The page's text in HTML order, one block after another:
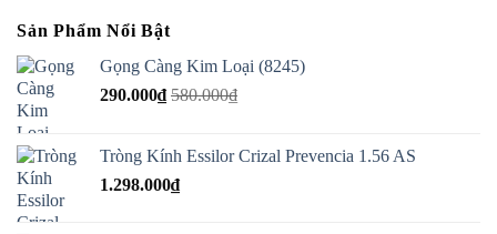
Sản Phẩm Nổi Bật
Gọng Càng Kim Loại (8245)
290.000₫ 580.000₫
Tròng Kính Essilor Crizal Prevencia 1.56 AS
1.298.000₫